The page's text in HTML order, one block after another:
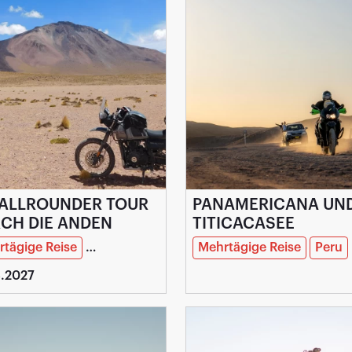
TOUR
DIE ANDEN
Reise Argentinien Reiseziel
PANAMERICANA
TITICACASEE
Mehrtägige Reise Peru